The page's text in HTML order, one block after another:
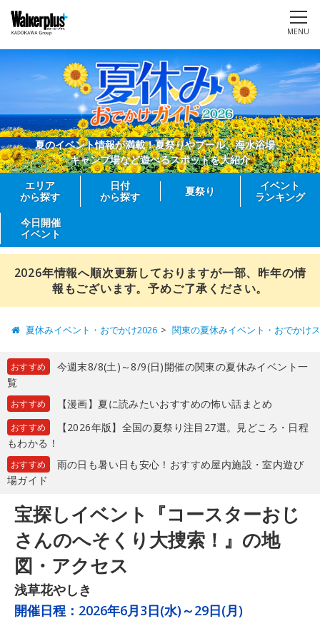
MENU
夏のイベント情報が満載！夏祭りやプール、海水浴場、
キャンプ場など遊べるスポットを大紹介
エリア
から探す
日付
から探す
夏祭り
イベント
ランキング
今日開催
イベント
2026年情報へ順次更新しておりますが一部、昨年の情
報もございます。予めご了承ください。
夏休みイベント・おでかけ2026 関東の夏休みイベント・おでかけ
おすすめ
今週末8/8(土)～8/9(日)開催の関東の夏休みイベント一
覧
おすすめ 【漫画】夏に読みたいおすすめの怖い話まとめ
おすすめ
【2026年版】全国の夏祭り注目27選。見どころ・日程
もわかる！
おすすめ
雨の日も暑い日も安心！おすすめ屋内施設・室内遊び
場ガイド
宝探しイベント『コースターおじ
さんのへそくり大捜索！』の地
図・アクセス
浅草花やしき
開催日程： 2026年6月3日(水)～29日(月)